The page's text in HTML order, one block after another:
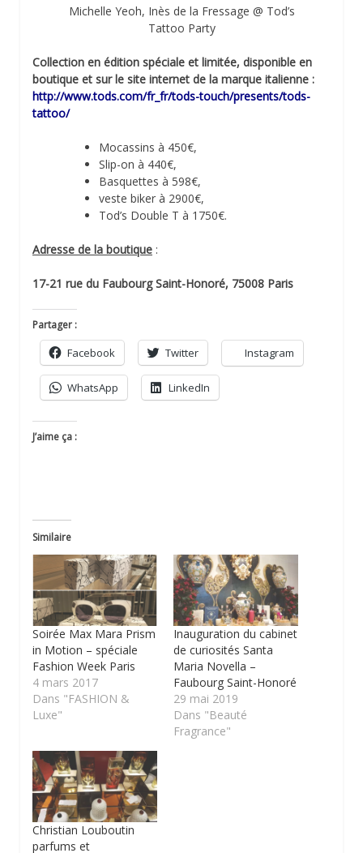
Michelle Yeoh, Inès de la Fressage @ Tod’s
Tattoo Party
Collection en édition spéciale et limitée, disponible en
boutique et sur le site internet de la marque italienne :
http://www.tods.com/fr_fr/tods-touch/presents/tods-
tattoo/
Mocassins à 450€,
Slip-on à 440€,
Basquettes à 598€,
veste biker à 2900€,
Tod’s Double T à 1750€.
Adresse de la boutique :
17-21 rue du Faubourg Saint-Honoré, 75008 Paris
Partager :
Facebook Twitter Instagram
WhatsApp LinkedIn
J’aime ça :
Similaire
Soirée Max Mara Prism
in Motion – spéciale
Fashion Week Paris
4 mars 2017
Dans "FASHION &
Luxe"
Inauguration du cabinet
de curiosités Santa
Maria Novella –
Faubourg Saint-Honoré
29 mai 2019
Dans "Beauté
Fragrance"
Christian Louboutin
parfums et